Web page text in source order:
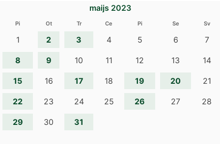
maijs 2023
Pi Ot Tr Ce Pi Se Sv
1 2 3 4 5 6 7
8 9 10 11 12 13 14
15 16 17 18 19 20 21
22 23 24 25 26 27 28
29 30 31